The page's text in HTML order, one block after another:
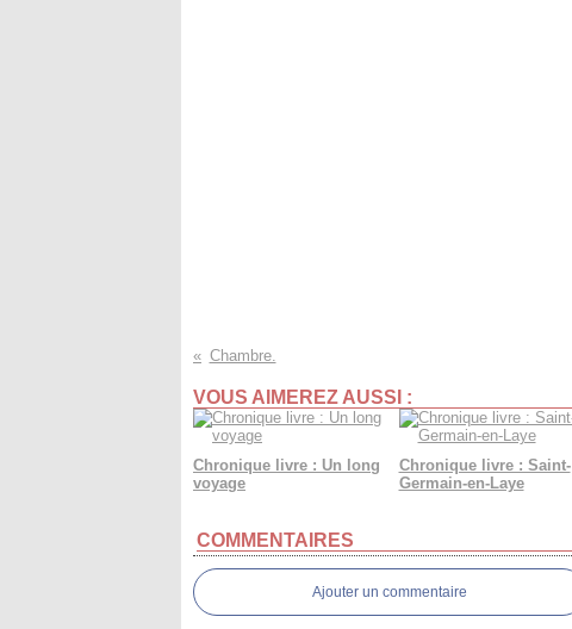
Chambre.
VOUS AIMEREZ AUSSI :
Chronique livre : Un long
voyage
Chronique livre : Saint-
Germain-en-Laye
COMMENTAIRES
Ajouter un commentaire